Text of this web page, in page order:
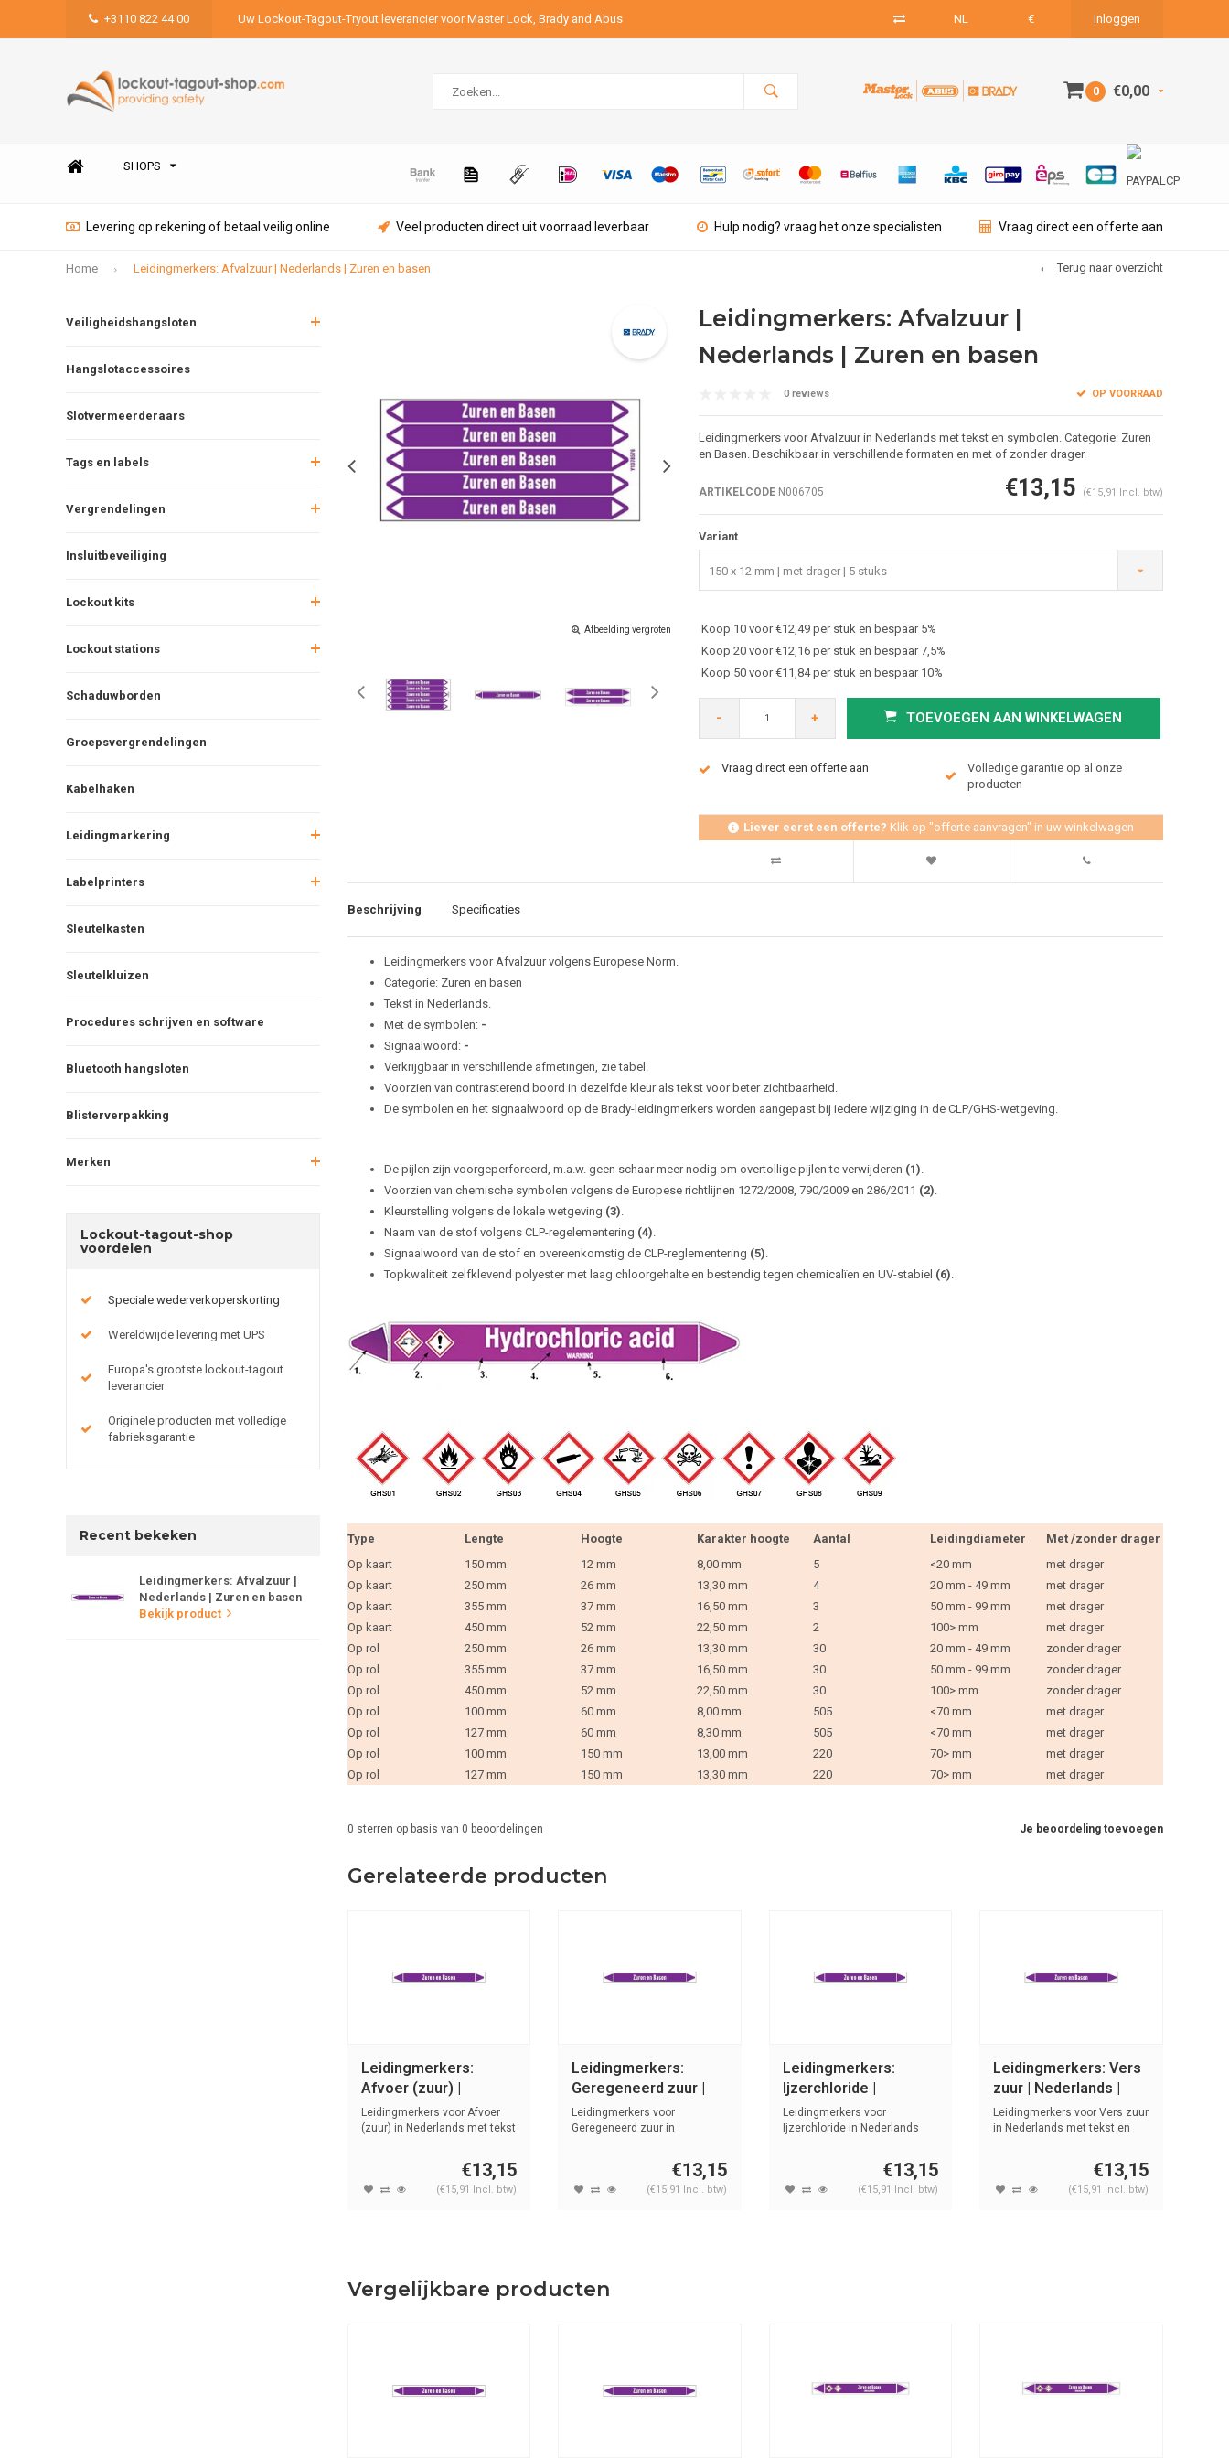
+3110 822 44 00 Uw Lockout-Tagout-Tryout leverancier voor Master Lock, Brady and Abus NL € Inloggen
0 €0,00
SHOPS
Levering op rekening of betaal veilig online Veel producten direct uit voorraad leverbaar Hulp nodig? vraag het onze specialisten Vraag direct een offerte aan
Home Leidingmerkers: Afvalzuur | Nederlands | Zuren en basen Terug naar overzicht
Veiligheidshangsloten
Hangslotaccessoires
Slotvermeerderaars
Tags en labels
Vergrendelingen
Insluitbeveiliging
Lockout kits
Lockout stations
Schaduwborden
Groepsvergrendelingen
Kabelhaken
Leidingmarkering
Labelprinters
Sleutelkasten
Sleutelkluizen
Procedures schrijven en software
Bluetooth hangsloten
Blisterverpakking
Merken
Lockout-tagout-shop
voordelen
Speciale wederverkoperskorting
Wereldwijde levering met UPS
Europa's grootste lockout-tagout
leverancier
Originele producten met volledige
fabrieksgarantie
Recent bekeken
Leidingmerkers: Afvalzuur |
Nederlands | Zuren en basen
Bekijk product
Afbeelding vergroten Afbeelding vergroten
Leidingmerkers: Afvalzuur |
Nederlands | Zuren en basen
0 reviews OP VOORRAAD
Leidingmerkers voor Afvalzuur in Nederlands met tekst en symbolen. Categorie: Zuren
en Basen. Beschikbaar in verschillende formaten en met of zonder drager.
ARTIKELCODEN006705 €13,15 (€15,91 Incl. btw)
Variant
150 x 12 mm | met drager | 5 stuks
Koop 10 voor €12,49 per stuk en bespaar 5%
Koop 20 voor €12,16 per stuk en bespaar 7,5%
Koop 50 voor €11,84 per stuk en bespaar 10%
- + TOEVOEGEN AAN WINKELWAGEN
Vraag direct een offerte aan
Volledige garantie op al onze
producten
Liever eerst een offerte? Klik op "offerte aanvragen" in uw winkelwagen
Beschrijving Specificaties
Leidingmerkers voor Afvalzuur volgens Europese Norm.
Categorie: Zuren en basen
Tekst in Nederlands.
Met de symbolen: -
Signaalwoord: -
Verkrijgbaar in verschillende afmetingen, zie tabel.
Voorzien van contrasterend boord in dezelfde kleur als tekst voor beter zichtbaarheid.
De symbolen en het signaalwoord op de Brady-leidingmerkers worden aangepast bij iedere wijziging in de CLP/GHS-wetgeving.
De pijlen zijn voorgeperforeerd, m.a.w. geen schaar meer nodig om overtollige pijlen te verwijderen (1)
Voorzien van chemische symbolen volgens de Europese richtlijnen 1272/2008, 790/2009 en 286/2011 (2)
Kleurstelling volgens de lokale wetgeving (3)
Naam van de stof volgens CLP-regelementering (4)
Signaalwoord van de stof en overeenkomstig de CLP-reglementering (5)
Topkwaliteit zelfklevend polyester met laag chloorgehalte en bestendig tegen chemicalïen en UV-stabiel (6)
Type Lengte Hoogte Karakter hoogte Aantal Leidingdiameter
Met /zonder drager
Op kaart
150 mm 12 mm 8,00 mm 5 <20 mm
met drager
Op kaart
250 mm 26 mm 13,30 mm 4 20 mm - 49 mm
met drager
Op kaart
355 mm 37 mm 16,50 mm 3 50 mm - 99 mm
met drager
Op kaart
450 mm 52 mm 22,50 mm 2 100> mm
met drager
Op rol
250 mm 26 mm 13,30 mm 30 20 mm - 49 mm
zonder drager
Op rol
355 mm 37 mm 16,50 mm 30 50 mm - 99 mm
zonder drager
Op rol
450 mm 52 mm 22,50 mm 30 100> mm
zonder drager
Op rol
100 mm 60 mm 8,00 mm 505 <70 mm
met drager
Op rol
127 mm 60 mm 8,30 mm 505 <70 mm
met drager
Op rol
100 mm 150 mm 13,00 mm 220 70> mm
met drager
Op rol
127 mm 150 mm 13,30 mm 220 70> mm met drager
Je beoordeling toevoegen
0 sterren op basis van 0 beoordelingen
Gerelateerde producten
Leidingmerkers:
Afvoer (zuur) |
Nederlands | Zuren en
basen
Leidingmerkers voor Afvoer
(zuur) in Nederlands met tekst
€13,15
(€15,91 Incl. btw)
Leidingmerkers:
Geregeneerd zuur |
Nederlands | Zuren en
basen
Leidingmerkers voor
Geregeneerd zuur in
€13,15
(€15,91 Incl. btw)
Leidingmerkers:
Ijzerchloride |
Nederlands | Zuren en
basen
Leidingmerkers voor
Ijzerchloride in Nederlands
€13,15
(€15,91 Incl. btw)
Leidingmerkers: Vers
zuur | Nederlands |
Zuren en basen
Leidingmerkers voor Vers zuur
in Nederlands met tekst en
€13,15
(€15,91 Incl. btw)
Vergelijkbare producten